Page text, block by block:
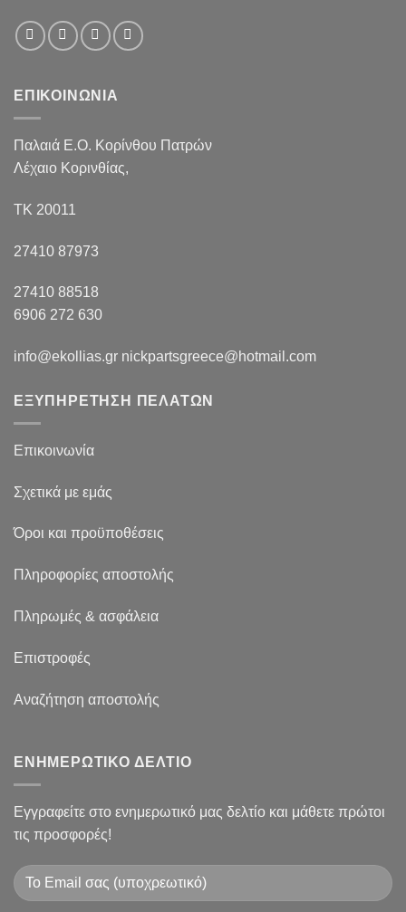
ΕΠΙΚΟΙΝΩΝΙΑ
Παλαιά Ε.Ο. Κορίνθου Πατρών
Λέχαιο Κορινθίας,
ΤΚ 20011
27410 87973
27410 88518
6906 272 630
info@ekollias.gr nickpartsgreece@hotmail.com
ΕΞΥΠΗΡΕΤΗΣΗ ΠΕΛΑΤΩΝ
Επικοινωνία
Σχετικά με εμάς
Όροι και προϋποθέσεις
Πληροφορίες αποστολής
Πληρωμές & ασφάλεια
Επιστροφές
Αναζήτηση αποστολής
ΕΝΗΜΕΡΩΤΙΚΟ ΔΕΛΤΙΟ
Εγγραφείτε στο ενημερωτικό μας δελτίο και μάθετε πρώτοι
τις προσφορές!